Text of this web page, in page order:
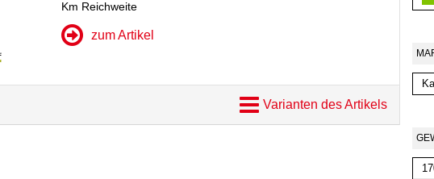
Km Reichweite
zum Artikel
Varianten des Artikels